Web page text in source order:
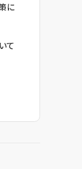
に
て